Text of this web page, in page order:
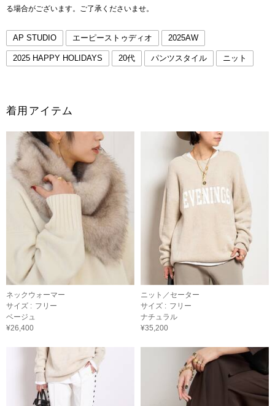
る場合がございます。ご了承くださいませ。
AP STUDIO エーピーストゥディオ 2025AW
2025 HAPPY HOLIDAYS 20代 パンツスタイル ニット
着用アイテム
ネックウォーマー
サイズ : フリー
ベージュ
¥26,400
ニット／セーター
サイズ : フリー
ナチュラル
¥35,200